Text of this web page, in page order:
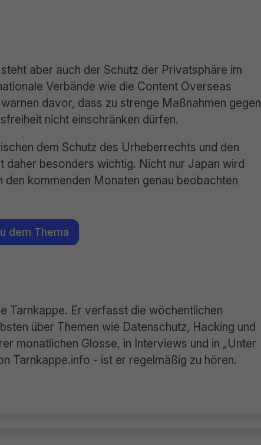
aber auch der Schutz der Privatsphäre im
Verbände wie die Content Overseas
davor, dass zu strenge Maßnahmen gegen
nicht einschränken dürfen.
dem Schutz des Urheberrechts und den
daher besonders wichtig. Nicht nur Japan wird
kommenden Monaten genau beobachten
dem Thema
Tarnkappe. Er verfasst die wöchentlichen
über Themen wie Datenschutz, Hacking und
monatlichen Glosse, in Interviews und in „Unter
Tarnkappe.info - ist er regelmäßig zu hören.